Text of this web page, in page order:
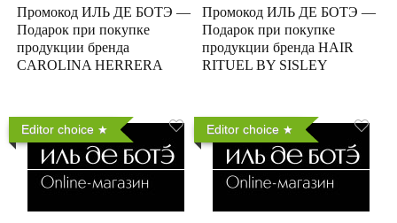
Промокод ИЛЬ ДЕ БОТЭ —
Подарок при покупке
продукции бренда
CAROLINA HERRERA
Промокод ИЛЬ ДЕ БОТЭ —
Подарок при покупке
продукции бренда HAIR
RITUEL BY SISLEY
Editor choice Editor choice